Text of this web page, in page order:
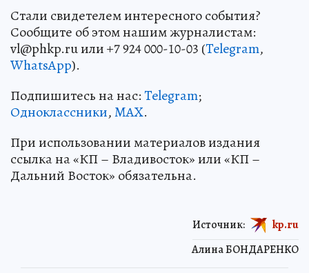
Стали свидетелем интересного события?
Сообщите об этом нашим журналистам:
vl@phkp.ru или +7 924 000-10-03 (Telegram,
WhatsApp).
Подпишитесь на нас:Telegram;
Одноклассники,MAX.
При использовании материалов издания
ссылка на «КП – Владивосток» или «КП –
Дальний Восток» обязательна.
Алина БОНДАРЕНКО
Источник: kp.ru